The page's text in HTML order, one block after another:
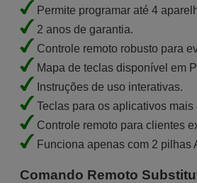
Permite programar até 4
2 anos de garantia.
Controle remoto robusto para
Mapa de teclas disponível em
Instruções de uso interativas.
Teclas para os aplicativos mais
Controle remoto para clientes
Funciona apenas com 2 pilhas
Comando Remoto